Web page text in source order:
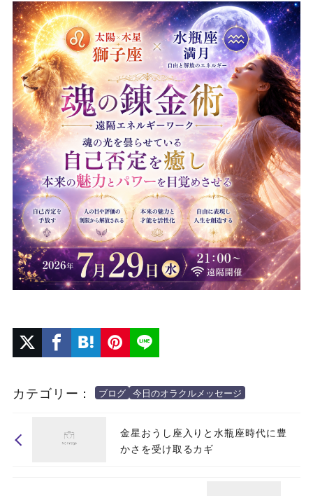
カテゴリー： ブログ 今日のオラクルメッセージ
金星おうし座入りと水瓶座時代に豊
かさを受け取るカギ